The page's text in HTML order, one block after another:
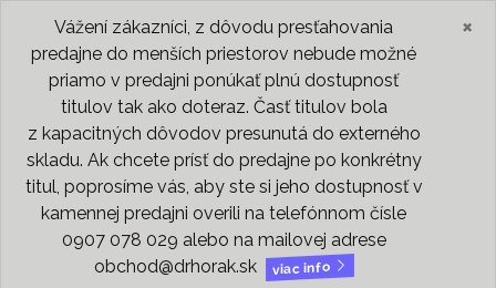
Vážení zákazníci, z dôvodu presťahovania
predajne do menších priestorov nebude možné
priamo v predajni ponúkať plnú dostupnosť
titulov tak ako doteraz. Časť titulov bola
z kapacitných dôvodov presunutá do externého
skladu. Ak chcete prísť do predajne po konkrétny
titul, poprosíme vás, aby ste si jeho dostupnosť v
kamennej predajni overili na telefónnom čísle
0907 078 029 alebo na mailovej adrese
obchod@drhorak.sk
viac info
×